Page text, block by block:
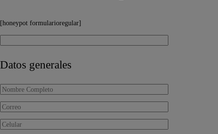
[honeypot formularioregular]
Datos generales